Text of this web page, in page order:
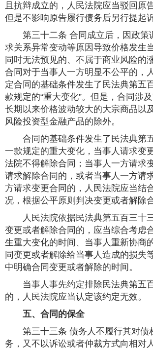
且抗辩成立的，人民法院应当驳回原
但是不影响原告履行债务后另行提起诉
第三十二条 合同成立后，因政策
求关系异常变动等原因导致价格发生
同时无法预见的、不属于商业风险的
合同对于当事人一方明显不公平的，
定合同的基础条件发生了民法典第五
款规定的“重大变化”。但是，合同涉
长期以来价格波动较大的大宗商品以
风险投资型金融产品的除外。
合同的基础条件发生了民法典第
一款规定的重大变化，当事人请求变
法院不得解除合同；当事人一方请求
请求解除合同的，或者当事人一方请
方请求变更合同的，人民法院应当结
况，根据公平原则判决变更或者解除
人民法院依据民法典第五百三十
变更或者解除合同的，应当综合考虑
生重大变化的时间、当事人重新协商
同变更或者解除给当事人造成的损失
中明确合同变更或者解除的时间。
当事人事先约定排除民法典第五
的，人民法院应当认定该约定无效。
五、合同的保全
第三十三条 债务人不履行其对债
务，又不以诉讼或者仲裁方式向相对